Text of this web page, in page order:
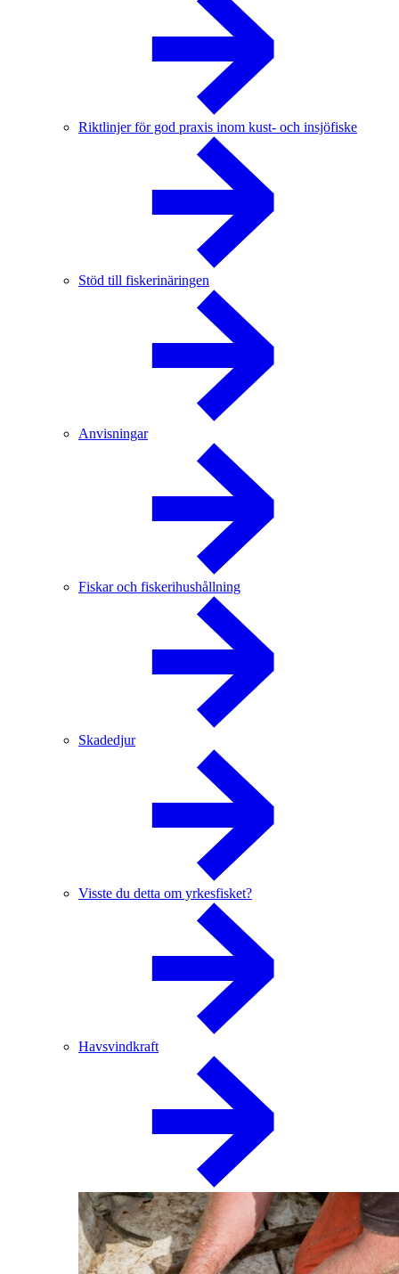
Riktlinjer för god praxis inom kust- och insjöfiske
Stöd till fiskerinäringen
Anvisningar
Fiskar och fiskerihushållning
Skadedjur
Visste du detta om yrkesfisket?
Havsvindkraft